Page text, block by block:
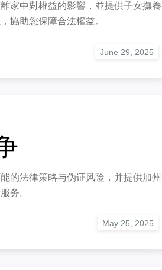
家中對權益的影響，並提供子女撫養
協助您保障合法權益。
的法律策略与伪证风险，并提供加州
务。